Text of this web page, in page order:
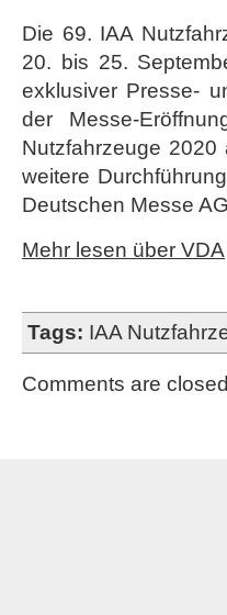
Die 69. IAA
20. bis 25.
exklusiver Presse-
der Messe-
Nutzfahrzeuge
weitere
Deutschen Messe
Mehr lesen über VDA
Tags: IAA
Comments are